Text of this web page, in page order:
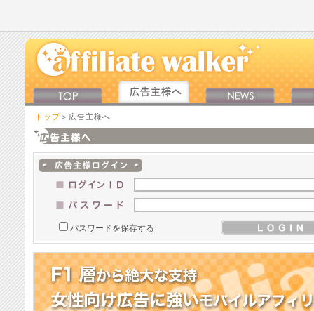
トップ ＞広告主様へ
パスワードを保存する